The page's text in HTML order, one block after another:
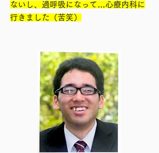
ないし、過呼吸になって…心療内科に
行きました（苦笑）